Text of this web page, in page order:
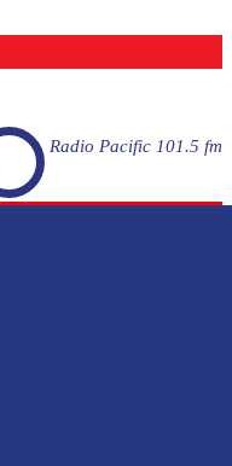
Radio Pacific 101.5 fm